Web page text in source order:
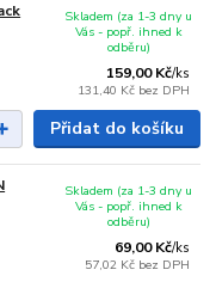
159,00 Kč/ks
131,40 Kč bez DPH
Skladem (za 1-3 dny u
Vás - popř. ihned k
odběru)
Přidat do košíku
69,00 Kč/ks
57,02 Kč bez DPH
Skladem (za 1-3 dny u
Vás - popř. ihned k
odběru)